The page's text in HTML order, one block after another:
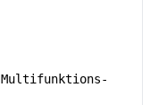
Multifunktions-